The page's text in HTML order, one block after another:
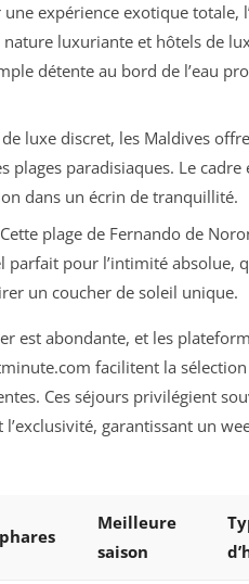
expérience exotique totale,
luxuriante et hôtels de
détente au bord de l’eau
luxe discret, les Maldives
plages paradisiaques. Le
dans un écrin de tranquillité.
plage de Fernando de
parfait pour l’intimité absolue,
un coucher de soleil unique.
est abondante, et les
facilitent la sélection
Ces séjours privilégient
garantissant un
Meilleure
saison